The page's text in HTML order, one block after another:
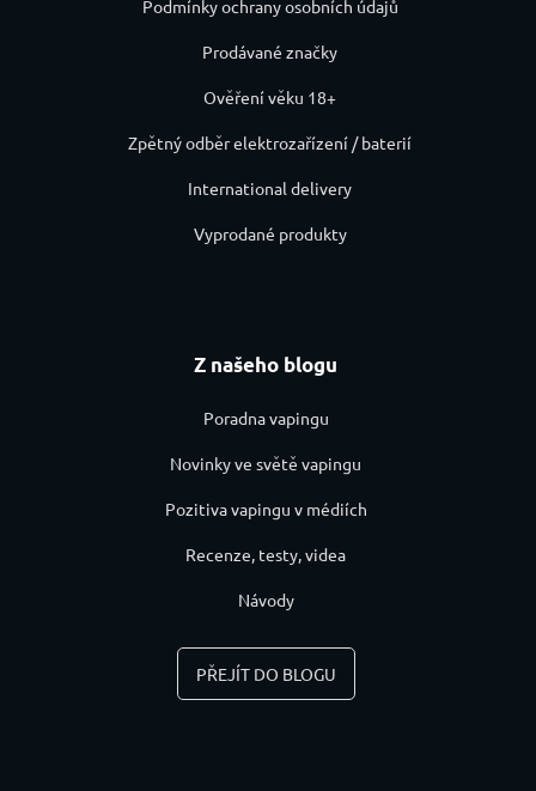
Podmínky ochrany osobních údajů
Prodávané značky
Ověření věku 18+
Zpětný odběr elektrozařízení / baterií
International delivery
Vyprodané produkty
Z našeho blogu
Poradna vapingu
Novinky ve světě vapingu
Pozitiva vapingu v médiích
Recenze, testy, videa
Návody
PŘEJÍT DO BLOGU